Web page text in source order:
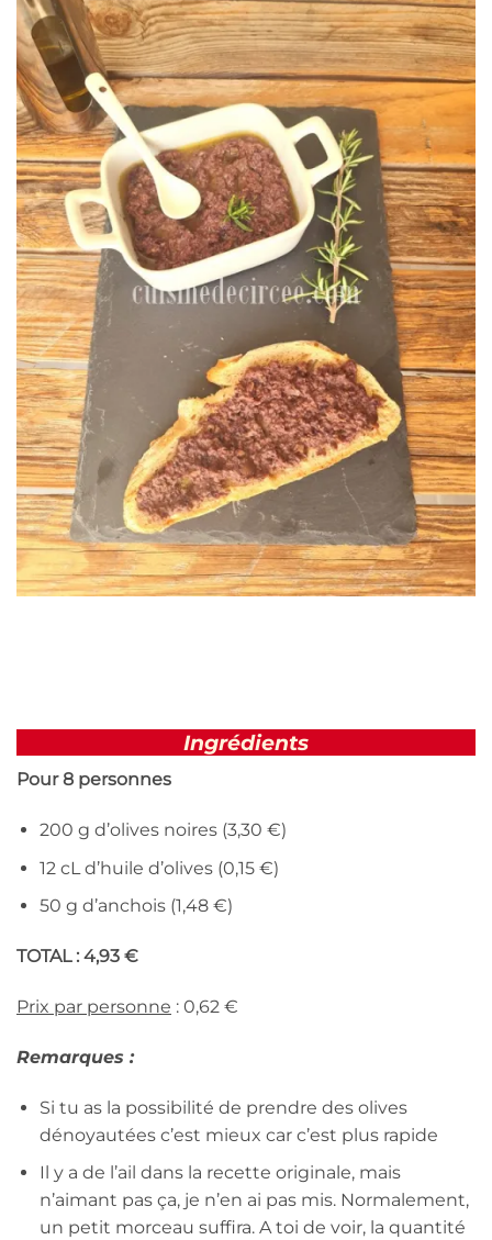
Ingrédients
Pour 8 personnes
200 g d’olives noires (3,30 €)
12 cL d’huile d’olives (0,15 €)
50 g d’anchois (1,48 €)
TOTAL : 4,93 €
Prix par personne : 0,62 €
Remarques :
Si tu as la possibilité de prendre des olives
dénoyautées c’est mieux car c’est plus rapide
Il y a de l’ail dans la recette originale, mais
n’aimant pas ça, je n’en ai pas mis. Normalement,
un petit morceau suffira. A toi de voir, la quantité